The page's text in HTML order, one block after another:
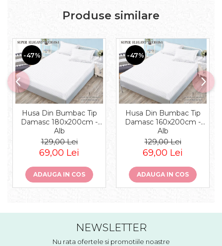
Produse similare
-47%
Husa Din Bumbac Tip
Damasc 180x200cm -
Alb
129,00 Lei
69,00 Lei
ADAUGA IN COS
-47%
Husa Din Bumbac Tip
Damasc 160x200cm -
Alb
129,00 Lei
69,00 Lei
ADAUGA IN COS
NEWSLETTER
Nu rata ofertele si promotiile noastre